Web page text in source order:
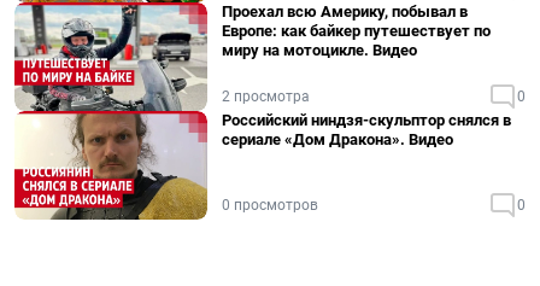
Проехал всю Америку, побывал в
Европе: как байкер путешествует по
миру на мотоцикле. Видео
2 просмотра 0
Российский ниндзя-скульптор снялся в
сериале «Дом Дракона». Видео
0 просмотров 0